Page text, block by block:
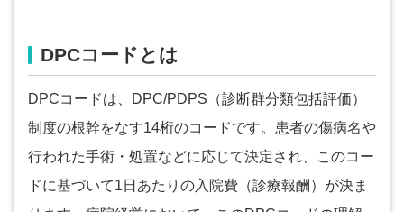
DPCコードとは
DPCコードは、DPC/PDPS（診断群分類包括評価）
制度の根幹をなす14桁のコードです。患者の傷病名や
行われた手術・処置などに応じて決定され、このコー
ドに基づいて1日あたりの入院費（診療報酬）が決ま